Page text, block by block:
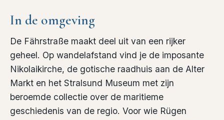
In de omgeving
De Fährstraße maakt deel uit van een rijker
geheel. Op wandelafstand vind je de imposante
Nikolaikirche, de gotische raadhuis aan de Alter
Markt en het Stralsund Museum met zijn
beroemde collectie over de maritieme
geschiedenis van de regio. Voor wie Rügen